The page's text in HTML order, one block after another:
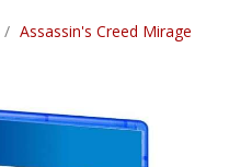
Assassin's Creed Mirage